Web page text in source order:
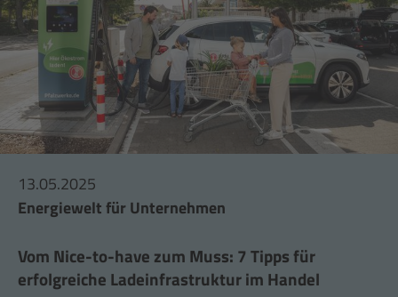
13.05.2025
Energiewelt für Unternehmen
Vom Nice-to-have zum Muss: 7 Tipps für
erfolgreiche Ladeinfrastruktur im Handel